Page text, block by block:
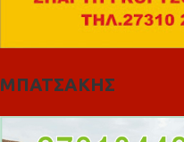
ΜΠΑΤΣΑΚΗΣ